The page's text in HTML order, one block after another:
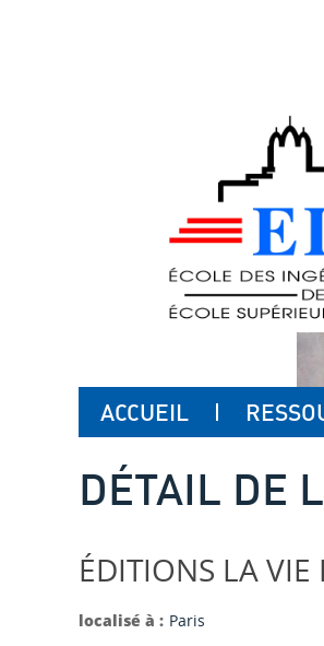
ACCUEIL
DÉTAIL DE
ÉDITIONS LA VIE
localisé à : Paris